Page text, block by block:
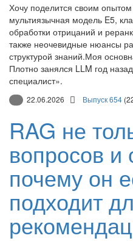
Хочу поделится своим
мультиязычная модель E5,
обработки отрицаний и
также неочевидные нюансы
структурой знаний.Моя
Плотно занялся LLM год
специалист».
22.06.2026 Выпуск 654
RAG не
вопросов и
почему он
подходит